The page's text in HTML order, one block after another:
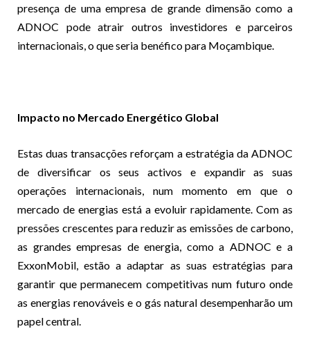
presença de uma empresa de grande dimensão como a
ADNOC pode atrair outros investidores e parceiros
internacionais, o que seria benéfico para Moçambique.
Impacto no Mercado Energético Global
Estas duas transacções reforçam a estratégia da ADNOC
de diversificar os seus activos e expandir as suas
operações internacionais, num momento em que o
mercado de energias está a evoluir rapidamente. Com as
pressões crescentes para reduzir as emissões de carbono,
as grandes empresas de energia, como a ADNOC e a
ExxonMobil, estão a adaptar as suas estratégias para
garantir que permanecem competitivas num futuro onde
as energias renováveis e o gás natural desempenharão um
papel central.